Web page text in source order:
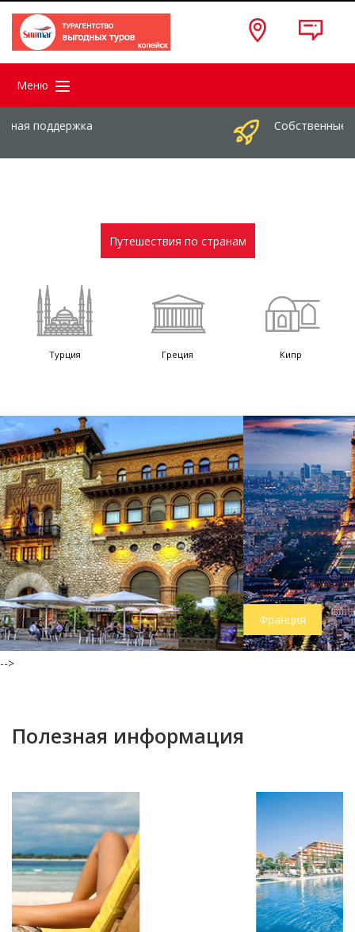
Меню
Собственные самолеты
Путешествия по странам
Турция Греция Кипр
Франция
-->
Полезная информация